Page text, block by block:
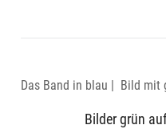
Das Band in blau | Bild
Bilder grün